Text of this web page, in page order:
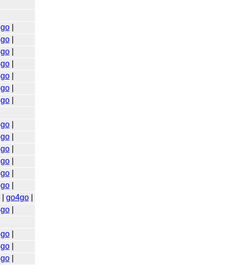
|
|
|
|
|
|
|
|
|
|
|
|
|
go4go|
|
|
|
|